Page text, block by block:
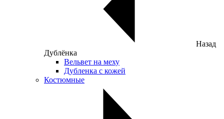
Назад
Дублёнка
Вельвет на меху
Дубленка с кожей
Костюмные